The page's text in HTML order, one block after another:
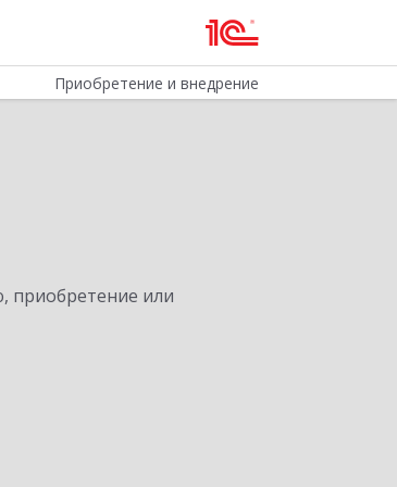
Приобретение и внедрение
приобретение или